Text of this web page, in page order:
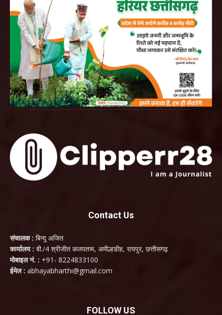
Contact Us
संचालक : बिन्दु अजित
कार्यालय : बी./4 श्रीजीत कलपतरू, अमील्हडीह, रायपुर, छत्तीसगढ़
मोबाइल नं. : +91- 8224833100
ईमेल : abhayabharthi@gmail.com
FOLLOW US